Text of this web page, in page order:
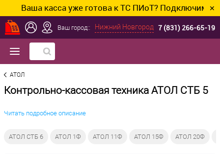
Ваша касса уже готова к ТС ПИоТ? Подключим и ✕
Ваш город:: Нижний Новгород 7 (831) 266-65-19
АТОЛ
Контрольно-кассовая техника АТОЛ СТБ 5
Читать подробное описание
АТОЛ СТБ 6 АТОЛ 1Ф АТОЛ 11Ф АТОЛ 15Ф АТОЛ 20Ф